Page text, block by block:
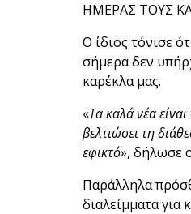
ΗΜΕΡΑΣ ΤΟΥΣ
Ο ίδιος τόνισε
σήμερα δεν
καρέκλα μας.
«Τα καλά νέα
βελτιώσει τη
εφικτό», δήλωσε
Παράλληλα
διαλείμματα